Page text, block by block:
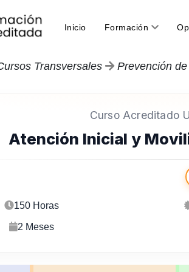
Inicio(current)Formación
Transversales Prevención
Curso Acreditado
Atención Inicial y
150 Horas
2 Meses